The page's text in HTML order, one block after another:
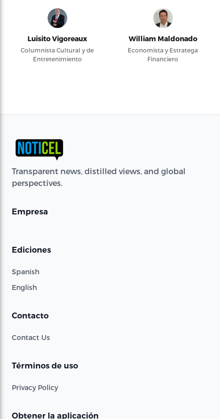
Luisito Vigoreaux
Columnista Cultural y de
Entretenimiento
William Maldonado
Economista y Estratega
Financiero
Transparent news, distilled views, and global
perspectives.
Empresa
Ediciones
Spanish
English
Contacto
Contact Us
Términos de uso
Privacy Policy
Obtener la aplicación